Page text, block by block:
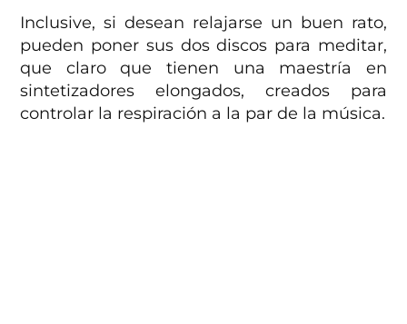
Inclusive, si desean relajarse un buen rato,
pueden poner sus dos discos para meditar,
que claro que tienen una maestría en
sintetizadores elongados, creados para
controlar la respiración a la par de la música.